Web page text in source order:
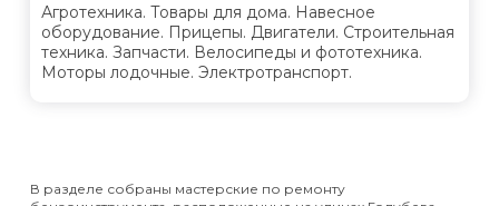
Агротехника. Товары для дома. Навесное
оборудование. Прицепы. Двигатели. Строительная
техника. Запчасти. Велосипеды и фототехника.
Моторы лодочные. Электротранспорт.
В разделе собраны мастерские по ремонту